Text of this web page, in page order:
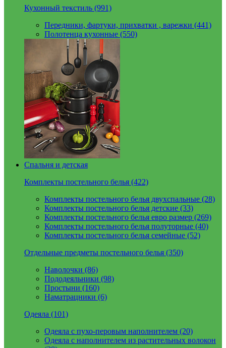
Кухонный текстиль (991)
Передники, фартуки, прихватки , варежки (441)
Полотенца кухонные (550)
Спальня и детская
Комплекты постельного белья (422)
Комплекты постельного белья двухспальные (28)
Комплекты постельного белья детские (33)
Комплекты постельного белья евро размер (269)
Комплекты постельного белья полуторные (40)
Комплекты постельного белья семейные (52)
Отдельные предметы постельного белья (350)
Наволочки (86)
Пододеяльники (98)
Простыни (160)
Наматрацники (6)
Одеяла (101)
Одеяла с пухо-перовым наполнителем (20)
Одеяла с наполнителем из растительных волокон